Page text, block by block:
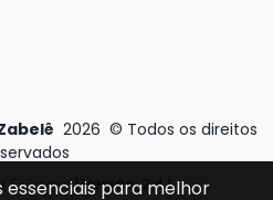
2026 © Todos os direitos
E-Ticons| Versão: 2.4.1
essenciais para melhor